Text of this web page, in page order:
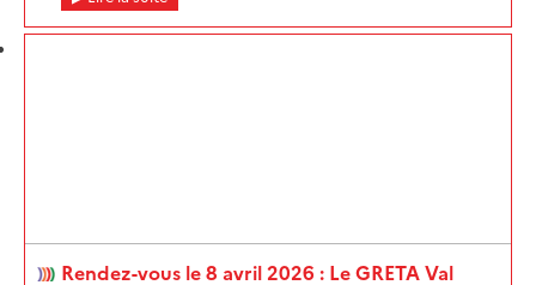
Rendez-vous le 8 avril 2026 : Le GRETA Val